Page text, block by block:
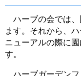
ハーブの会では、
ます。それから、
ニューアルの際に
す。